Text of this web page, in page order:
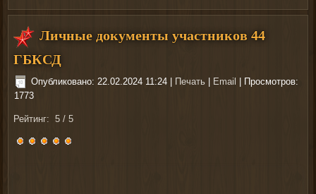
Личные документы участников 44
ГБКСД
Опубликовано: 22.02.2024 11:24 Печать Email
| Просмотров:
1773
Рейтинг:5 /5